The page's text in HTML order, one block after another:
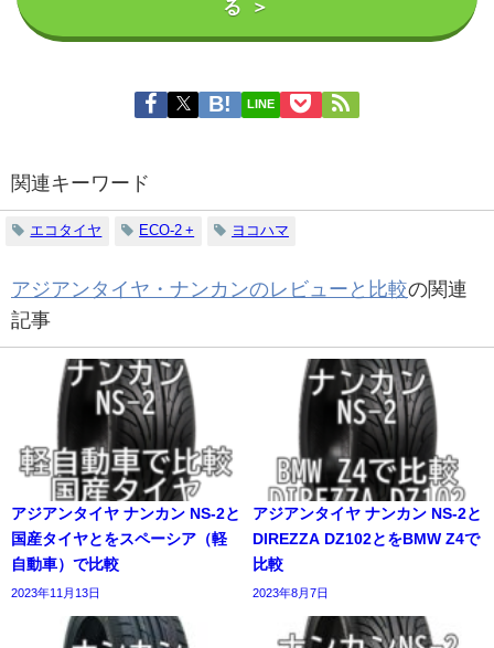
る ＞
LINE
関連キーワード
エコタイヤ ECO-2 + ヨコハマ
アジアンタイヤ・ナンカンのレビューと比較の関連
記事
アジアンタイヤ ナンカン NS-2と
国産タイヤとをスペーシア（軽
自動車）で比較
2023年11月13日
アジアンタイヤ ナンカン NS-2と
DIREZZA DZ102とをBMW Z4で
比較
2023年8月7日